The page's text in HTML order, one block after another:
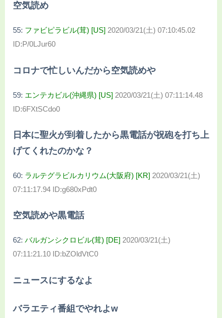
空気読め
55: ファビピラビル(茸) [US] 2020/03/21(土) 07:10:45.02
ID:P/0LJur60
コロナで忙しいんだから空気読めや
59: エンテカビル(沖縄県) [US] 2020/03/21(土) 07:11:14.48
ID:6FXtSCdo0
日本に聖火が到着したから黒電話が祝砲を打ち上
げてくれたのかな？
60: ラルテグラビルカリウム(大阪府) [KR] 2020/03/21(土)
07:11:17.94 ID:g680xPdt0
空気読めや黒電話
62: バルガンシクロビル(茸) [DE] 2020/03/21(土)
07:11:21.10 ID:bZOldVtC0
ニュースにするなよ
バラエティ番組でやれよw